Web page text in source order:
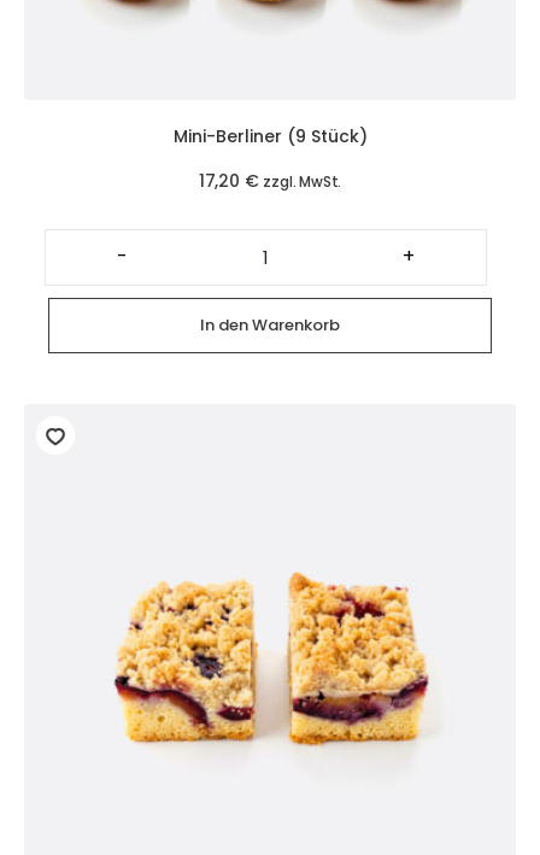
Mini-Berliner (9 Stück)
17,20 € zzgl. MwSt.
-
Mini-
Berliner
(9
Stück)
Menge
+
In den Warenkorb